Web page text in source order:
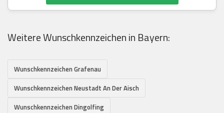
Weitere Wunschkennzeichen in Bayern:
Wunschkennzeichen Grafenau
Wunschkennzeichen Neustadt An Der Aisch
Wunschkennzeichen Dingolfing